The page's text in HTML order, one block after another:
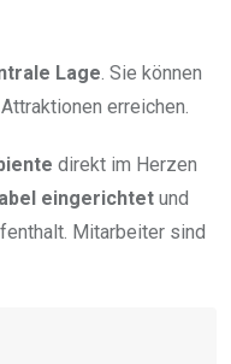
Lage . Sie können
erreichen.
direkt im Herzen
eingerichtet und
Mitarbeiter sind